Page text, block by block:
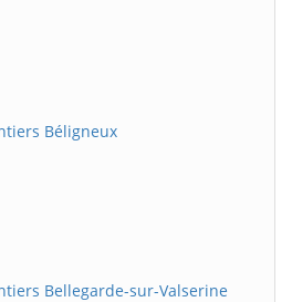
Béligneux
Bellegarde-sur-Valserine